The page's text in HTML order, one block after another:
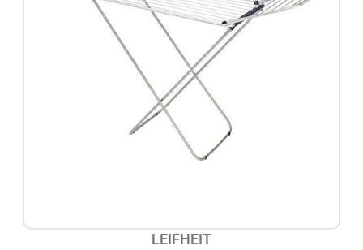
LEIFHEIT